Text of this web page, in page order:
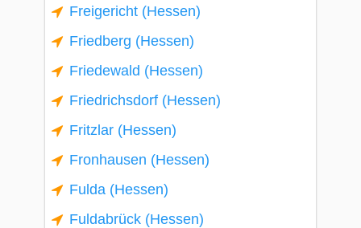
Freigericht (Hessen)
Friedberg (Hessen)
Friedewald (Hessen)
Friedrichsdorf (Hessen)
Fritzlar (Hessen)
Fronhausen (Hessen)
Fulda (Hessen)
Fuldabrück (Hessen)